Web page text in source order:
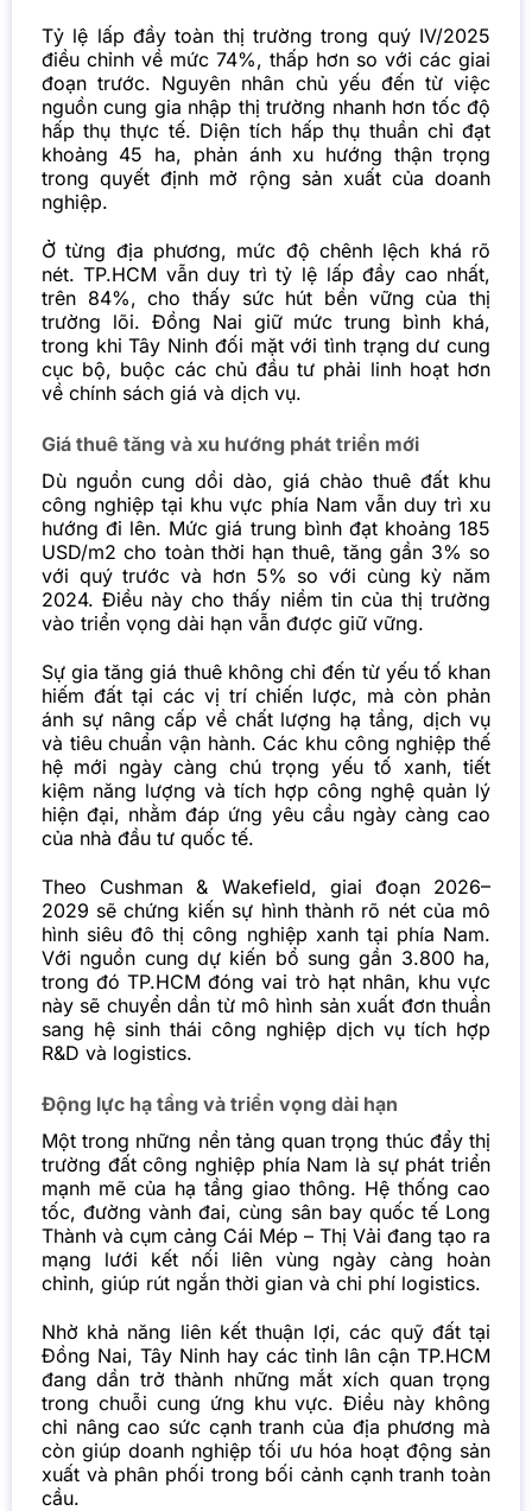
Tỷ lệ lấp đầy toàn thị trường trong quý IV/2025
điều chỉnh về mức 74%, thấp hơn so với các giai
đoạn trước. Nguyên nhân chủ yếu đến từ việc
nguồn cung gia nhập thị trường nhanh hơn tốc độ
hấp thụ thực tế. Diện tích hấp thụ thuần chỉ đạt
khoảng 45 ha, phản ánh xu hướng thận trọng
trong quyết định mở rộng sản xuất của doanh
nghiệp.
Ở từng địa phương, mức độ chênh lệch khá rõ
nét. TP.HCM vẫn duy trì tỷ lệ lấp đầy cao nhất,
trên 84%, cho thấy sức hút bền vững của thị
trường lõi. Đồng Nai giữ mức trung bình khá,
trong khi Tây Ninh đối mặt với tình trạng dư cung
cục bộ, buộc các chủ đầu tư phải linh hoạt hơn
về chính sách giá và dịch vụ.
Giá thuê tăng và xu hướng phát triển mới
Dù nguồn cung dồi dào, giá chào thuê đất khu
công nghiệp tại khu vực phía Nam vẫn duy trì xu
hướng đi lên. Mức giá trung bình đạt khoảng 185
USD/m2 cho toàn thời hạn thuê, tăng gần 3% so
với quý trước và hơn 5% so với cùng kỳ năm
2024. Điều này cho thấy niềm tin của thị trường
vào triển vọng dài hạn vẫn được giữ vững.
Sự gia tăng giá thuê không chỉ đến từ yếu tố khan
hiếm đất tại các vị trí chiến lược, mà còn phản
ánh sự nâng cấp về chất lượng hạ tầng, dịch vụ
và tiêu chuẩn vận hành. Các khu công nghiệp thế
hệ mới ngày càng chú trọng yếu tố xanh, tiết
kiệm năng lượng và tích hợp công nghệ quản lý
hiện đại, nhằm đáp ứng yêu cầu ngày càng cao
của nhà đầu tư quốc tế.
Theo Cushman & Wakefield, giai đoạn 2026–
2029 sẽ chứng kiến sự hình thành rõ nét của mô
hình siêu đô thị công nghiệp xanh tại phía Nam.
Với nguồn cung dự kiến bổ sung gần 3.800 ha,
trong đó TP.HCM đóng vai trò hạt nhân, khu vực
này sẽ chuyển dần từ mô hình sản xuất đơn thuần
sang hệ sinh thái công nghiệp dịch vụ tích hợp
R&D và logistics.
Động lực hạ tầng và triển vọng dài hạn
Một trong những nền tảng quan trọng thúc đẩy thị
trường đất công nghiệp phía Nam là sự phát triển
mạnh mẽ của hạ tầng giao thông. Hệ thống cao
tốc, đường vành đai, cùng sân bay quốc tế Long
Thành và cụm cảng Cái Mép – Thị Vải đang tạo ra
mạng lưới kết nối liên vùng ngày càng hoàn
chỉnh, giúp rút ngắn thời gian và chi phí logistics.
Nhờ khả năng liên kết thuận lợi, các quỹ đất tại
Đồng Nai, Tây Ninh hay các tỉnh lân cận TP.HCM
đang dần trở thành những mắt xích quan trọng
trong chuỗi cung ứng khu vực. Điều này không
chỉ nâng cao sức cạnh tranh của địa phương mà
còn giúp doanh nghiệp tối ưu hóa hoạt động sản
xuất và phân phối trong bối cảnh cạnh tranh toàn
cầu.